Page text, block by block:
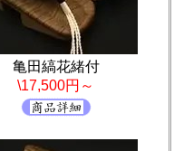
亀田縞花緒付
\17,500円～